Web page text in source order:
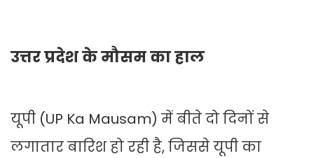
उत्तर प्रदेश के मौसम का हाल
यूपी (UP Ka Mausam) में बीते दो दिनों से
लगातार बारिश हो रही है, जिससे यूपी का